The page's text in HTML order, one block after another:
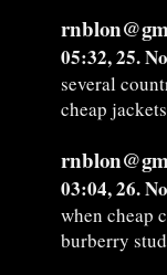
05:32, 25.
several
cheap
03:04, 26.
when cheap
burberry